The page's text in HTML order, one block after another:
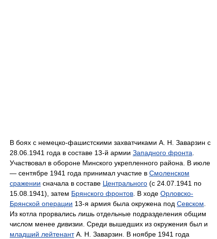
В боях с немецко-фашистскими захватчиками А. Н. Заварзин с
28.06.1941 года в составе 13-й армии Западного фронта
Участвовал в обороне Минского укрепленного района. В июле
— сентябре 1941 года принимал участие в Смоленском
сражении сначала в составе Центрального (с 24.07.1941 по
15.08.1941), затем Брянского фронтов . В ходе Орловско-
Брянской операции 13-я армия была окружена под Севском
Из котла прорвались лишь отдельные подразделения общим
числом менее дивизии. Среди вышедших из окружения был и
младший лейтенантА. Н. Заварзин. В ноябре 1941 года